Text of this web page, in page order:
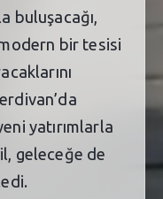
buluşacağı,
bir tesisi
yatırımlarla
geleceğe de